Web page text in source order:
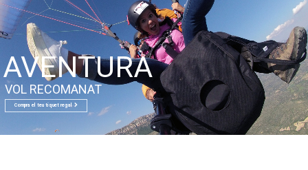
AVENTURA
VOL RECOMANAT
Compra el teu tiquet regal